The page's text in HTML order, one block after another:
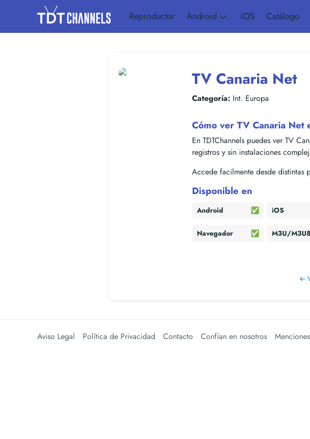
Reproductor Android iOS Catálogo
TV Canaria Net
Categoría: Int. Europa
Cómo ver TV Canaria Net
En TDTChannels puedes ver TV
registros y sin instalaciones
Accede facilmente desde distintas
Disponible en
Android ✅ iOS
Navegador ✅ M3U/M3U8
←
Aviso Legal Política de Privacidad Contacto Confían en nosotros Menciones